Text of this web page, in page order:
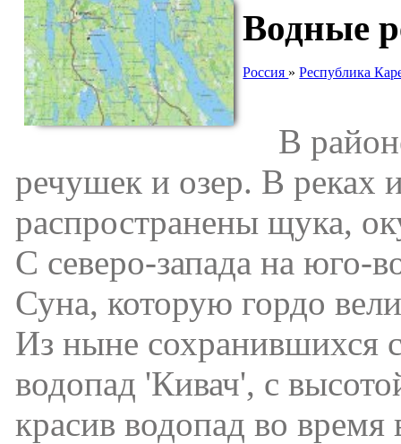
Водные
Россия »Республика
В
речушек и озер. В реках
распространены щука,
С северо-запада на юго-
Суна, которую гордо
Из ныне сохранившихся
водопад 'Кивач', с
красив водопад во время